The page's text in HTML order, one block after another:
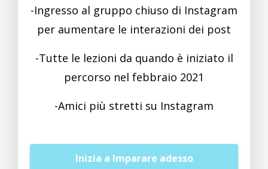
-Ingresso al gruppo chiuso di Instagram
per aumentare le interazioni dei post
-Tutte le lezioni da quando è iniziato il
percorso nel febbraio 2021
-Amici più stretti su Instagram
Inizia a Imparare adesso